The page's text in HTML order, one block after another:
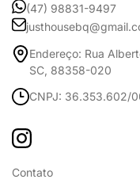
(47) 98831-9497
Endereço: Rua
SC, 88358-020
CNPJ: 36.353.602/
Contato